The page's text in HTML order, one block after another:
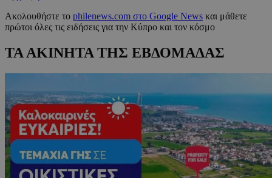
Ακολουθήστε το philenews.com στο Google News και μάθετε
πρώτοι όλες τις ειδήσεις για την Κύπρο και τον κόσμο
ΤΑ ΑΚΙΝΗΤΑ ΤΗΣ ΕΒΔΟΜΑΔΑΣ